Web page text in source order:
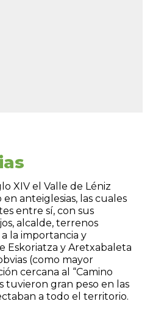
XIV el Valle de Léniz
anteiglesias, las cuales
entre sí, con sus
alcalde, terrenos
la importancia y
Eskoriatza y Aretxabaleta
(como mayor
cercana al “Camino
tuvieron gran peso en las
a todo el territorio.